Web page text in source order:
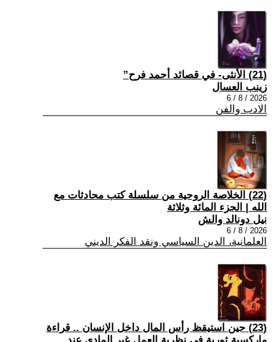
(21) الأنثى- في قصائد أحمد فرح”
زينب العسال
2026 / 8 / 6
الادب والفن
(22) الخلاصة الروحية من سلسلة كتب محادثات مع
الله | الجزء المائة وثلاثة
نيل دونالد والش
2026 / 8 / 6
العلمانية، الدين السياسي ونقد الفكر الديني
(23) حين استيقظ رأس المال داخل الإنسان .. قراءة